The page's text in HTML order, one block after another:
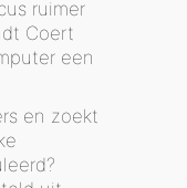
ruimer
Coert
een
en zoekt